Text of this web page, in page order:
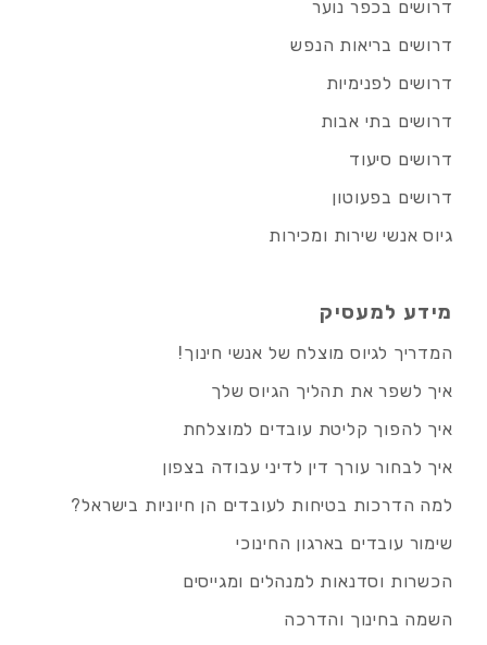
דרושים בכפר נוער
דרושים בריאות הנפש
דרושים לפנימיות
דרושים בתי אבות
דרושים סיעוד
דרושים בפעוטון
גיוס אנשי שירות ומכירות
מידע למעסיק
המדריך לגיוס מוצלח של אנשי חינוך!
איך לשפר את תהליך הגיוס שלך
איך להפוך קליטת עובדים למוצלחת
איך לבחור עורך דין לדיני עבודה בצפון
למה הדרכות בטיחות לעובדים הן חיוניות בישראל?
שימור עובדים בארגון החינוכי
הכשרות וסדנאות למנהלים ומגייסים
השמה בחינוך והדרכה